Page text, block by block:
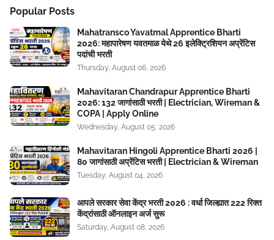
Popular Posts
Mahatransco Yavatmal Apprentice Bharti
2026: महापारेषण यवतमाळ येथे 26 इलेक्ट्रिशियन अप्रेंटिस
पदांची भरती
Thursday, August 06, 2026
Mahavitaran Chandrapur Apprentice Bharti
2026: 132 जागांसाठी भरती | Electrician, Wireman &
COPA | Apply Online
Wednesday, August 05, 2026
Mahavitaran Hingoli Apprentice Bharti 2026 |
80 जागांसाठी अप्रेंटिस भरती | Electrician & Wireman
Tuesday, August 04, 2026
आपले सरकार सेवा केंद्र भरती 2026 : वर्धा जिल्ह्यात 222 रिक्त
केंद्रांसाठी ऑनलाइन अर्ज सुरू
Saturday, August 08, 2026